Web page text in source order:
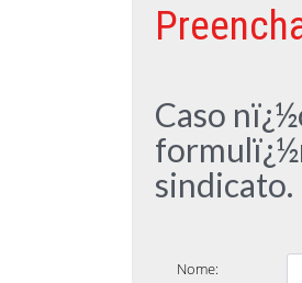
Caso
sindicato.
Nome: